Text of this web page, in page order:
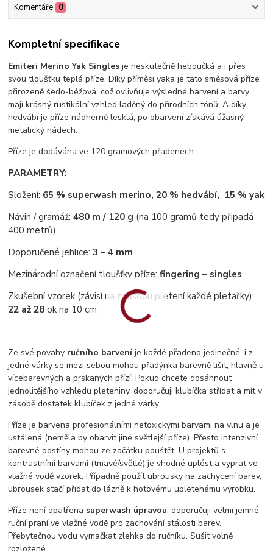
Komentáře 0
Kompletní specifikace
Emiteri Merino Yak Singles je neskutečně heboučká a i přes
svou tloušťku teplá příze. Díky příměsi yaka je tato směsová příze
přirozeně šedo-béžová, což ovlivňuje výsledné barvení a barvy
mají krásný rustikální vzhled laděný do přírodních tónů. A díky
hedvábí je příze nádherně lesklá, po obarvení získává úžasný
metalický nádech.
Příze je dodávána ve 120 gramových přadenech.
PARAMETRY:
Složení: 65 % superwash merino, 20 % hedvábí, 15 % yak
Návin / gramáž:480 m / 120 g (na 100 gramů tedy připadá
400 metrů)
Doporučené jehlice:3 – 4 mm
Mezinárodní označení tloušťky příze:fingering – singles
Zkušební vzorek (závisí na způsobu pletení každé pletařky):
22 až 28ok na 10 cm
Ze své povahy ručního barveníje každé přadeno jedinečné, i z
jedné várky se mezi sebou mohou přadýnka barevně lišit, hlavně u
vícebarevných a prskaných přízí. Pokud chcete dosáhnout
jednolitějšího vzhledu pleteniny, doporučuji klubíčka střídat a mít v
zásobě dostatek klubíček z jedné várky.
Příze je barvena profesionálními netoxickými barvami na vlnu a je
ustálená (neměla by obarvit jiné světlejší příze). Přesto intenzivní
barevné odstíny mohou ze začátku pouštět. U projektů s
kontrastními barvami (tmavé/světlé) je vhodné uplést a vyprat ve
vlažné vodě vzorek. Případně použít ubrousky na zachycení barev,
ubrousek stačí přidat do lázně k hotovému upletenému výrobku.
Příze není opatřena superwash úpravou, doporučuji velmi jemné
ruční praní ve vlažné vodě pro zachování stálosti barev.
Přebytečnou vodu vymačkat zlehka do ručníku. Sušit volně
rozložené.